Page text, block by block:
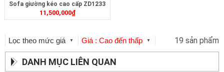
Sofa giường kéo cao cấp ZD1233
11,500,000₫
Lọc theo mức giá ▼ Giá : Cao đến thấp ▼ 19 sản phẩm
DANH MỤC LIÊN QUAN